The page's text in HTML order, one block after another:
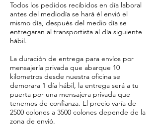
Todos los pedidos recibidos en día laboral
antes del mediodía se hará él envió el
mismo día, después del medio día se
entregaran al transportista al día siguiente
hábil.
La duración de entrega para envíos por
mensajería privada que abarque 10
kilometros desde nuestra oficina se
demorara 1 día hábil, la entrega será a tu
puerta por una mensajera privada que
tenemos de confianza. El precio varía de
2500 colones a 3500 colones depende de la
zona de envió.